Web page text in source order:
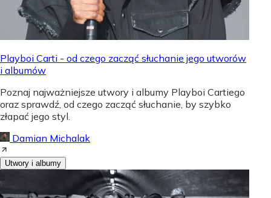
Playboi Carti - od czego zacząć słuchanie jego utworów
i albumów
Poznaj najważniejsze utwory i albumy Playboi Cartiego
oraz sprawdź, od czego zacząć słuchanie, by szybko
złapać jego styl.
Damian Michalak
Utwory i albumy